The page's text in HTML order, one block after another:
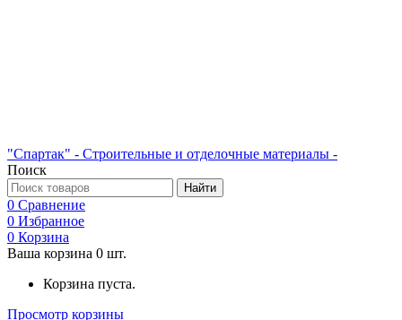
"Спартак" - Строительные и отделочные материалы -
Поиск
Найти
0 Сравнение
0 Избранное
0 Корзина
Ваша корзина 0 шт.
Корзина пуста.
Просмотр корзины